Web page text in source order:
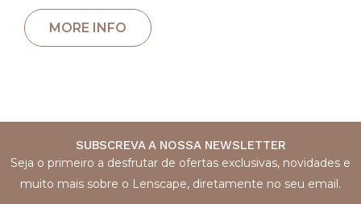
SUBSCREVA A NOSSA NEWSLETTER
Seja o primeiro a desfrutar de ofertas exclusivas, novidades e
muito mais sobre o Lenscape, diretamente no seu email.